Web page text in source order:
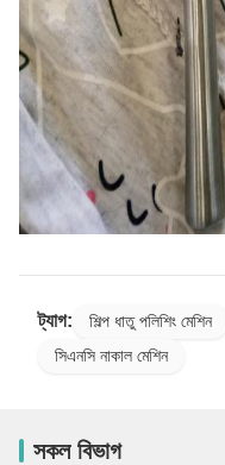
ট্যাগ: শিল্প ধাতু পলিশিং মেশিন
সিএনসি নাকাল মেশিন
সকল বিভাগ